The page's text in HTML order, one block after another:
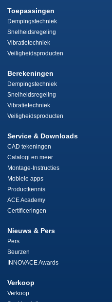
Toepassingen
Dempingstechniek
Snelheidsregeling
Vibratietechniek
Veiligheidsproducten
Berekeningen
Dempingstechniek
Snelheidsregeling
Vibratietechniek
Veiligheidsproducten
Service & Downloads
CAD tekeningen
Catalogi en meer
Montage-Instructies
Mobiele apps
Productkennis
ACE Academy
Certificeringen
Nieuws & Pers
Pers
Beurzen
INNOVACE Awards
Verkoop
Verkoop